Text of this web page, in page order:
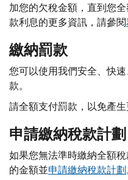
加您的欠稅金額，直到您
款利息的更多資訊，請參閱
繳納罰款
您可以使用我們安全、快速
款。
請全額支付罰款，以免產生
申請繳納稅款計劃
如果您無法準時繳納全額
的金額並申請繳納稅款計劃